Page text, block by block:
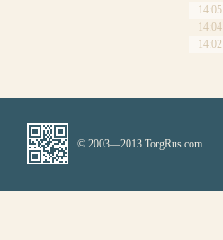
14:05
14:04
14:02
© 2003—2013 TorgRus.com